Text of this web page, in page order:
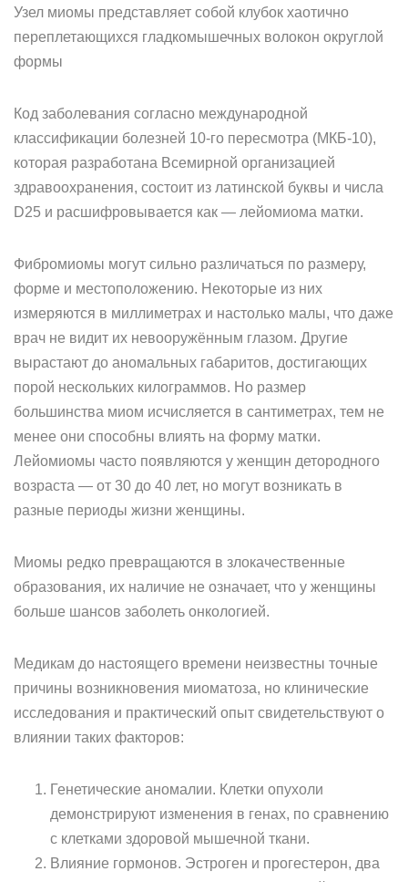
Узел миомы представляет собой клубок хаотично
переплетающихся гладкомышечных волокон округлой
формы
Код заболевания согласно международной
классификации болезней 10-го пересмотра (МКБ-10),
которая разработана Всемирной организацией
здравоохранения, состоит из латинской буквы и числа
D25 и расшифровывается как — лейомиома матки.
Фибромиомы могут сильно различаться по размеру,
форме и местоположению. Некоторые из них
измеряются в миллиметрах и настолько малы, что даже
врач не видит их невооружённым глазом. Другие
вырастают до аномальных габаритов, достигающих
порой нескольких килограммов. Но размер
большинства миом исчисляется в сантиметрах, тем не
менее они способны влиять на форму матки.
Лейомиомы часто появляются у женщин детородного
возраста — от 30 до 40 лет, но могут возникать в
разные периоды жизни женщины.
Миомы редко превращаются в злокачественные
образования, их наличие не означает, что у женщины
больше шансов заболеть онкологией.
Медикам до настоящего времени неизвестны точные
причины возникновения миоматоза, но клинические
исследования и практический опыт свидетельствуют о
влиянии таких факторов:
Генетические аномалии. Клетки опухоли
демонстрируют изменения в генах, по сравнению
с клетками здоровой мышечной ткани.
Влияние гормонов. Эстроген и прогестерон, два